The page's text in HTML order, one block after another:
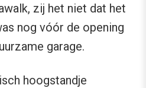
zij het niet dat het
nog vóór de opening
garage.
hoogstandje